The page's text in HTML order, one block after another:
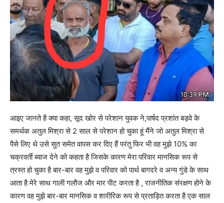
आइए जानते है क्या कहा, सूद खोर से परेशान युवक ने,पार्षद प्रशांत बड़वे के
समर्थक अतुल मिश्रा से 2 साल से परेशान हो चुका हूं मैंने जो अतुल मिश्रा से
पैसे लिए थे उसे सुत समेत वापस कर दिए हैं परंतु फिर भी वह मुझे 10% का
चक्रवर्ती ब्याज देने को कहता है जिसके कारण मेरा परिवार मानसिक रूप से
त्रस्त हो चुका है बार-बार वह मुझे व परिवार को पार्थ बागदरे व अन्य गुंडे के साथ
आता है मेरे साथ गाली गलौज और मार पीट करता है , राजनीतिक संरक्षण होने के
कारण वह मुझे बार-बार मानसिक व शारीरिक रूप से प्रताड़ित करता है एक साल